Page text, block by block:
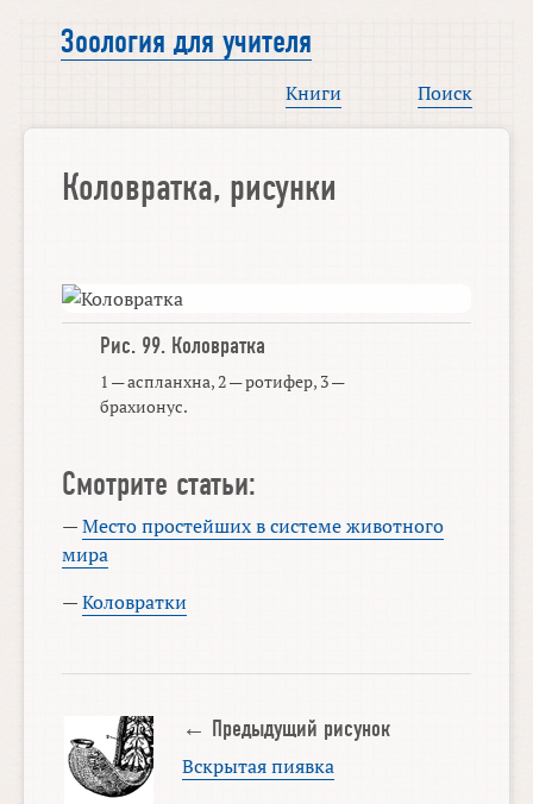
Зоология для учителя
Книги Поиск
Коловратка, рисунки
Рис. 99. Коловратка
1 — аспланхна, 2 — ротифер, 3 —
брахионус.
Смотрите статьи:
—Место простейших в системе животного
мира
—Коловратки
← Предыдущий рисунок
Вскрытая пиявка